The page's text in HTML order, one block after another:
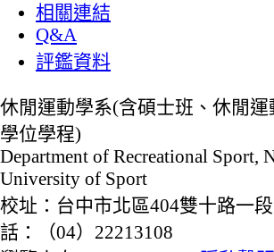
相關連結
Q&A
評鑑資料
休閒運動學系(含碩士班、休閒
學位學程)
Department of Recreational Sport,
University of Sport
校址：台中市北區404雙十路
話：（04）22213108